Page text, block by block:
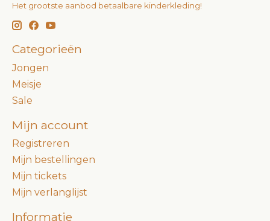
Het grootste aanbod betaalbare kinderkleding!
Categorieën
Jongen
Meisje
Sale
Mijn account
Registreren
Mijn bestellingen
Mijn tickets
Mijn verlanglijst
Informatie